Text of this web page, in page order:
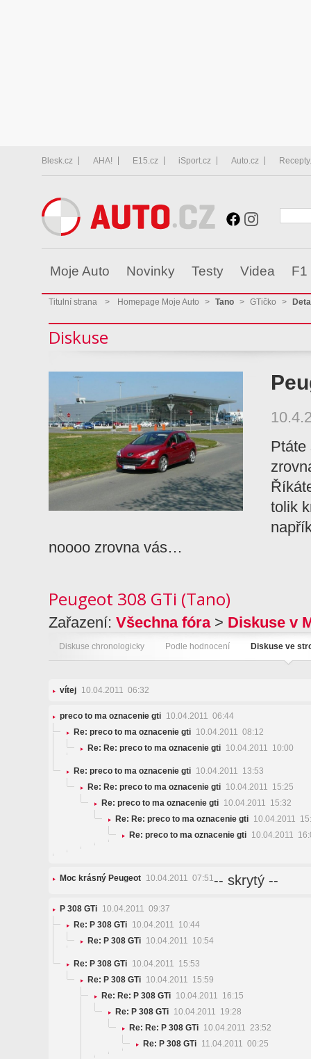
Blesk.cz AHA! E15.cz iSport.cz Auto.cz
Moje Auto Novinky Testy Videa F1
Titulní strana > Homepage Moje Auto > Tano > GTičko >
Diskuse
Ptáte
tolik
noooo zrovna vás…
Peugeot 308 GTi (Tano)
Zařazení: Všechna fóra> Diskuse v
Diskuse chronologicky Podle hodnocení Diskuse ve
vítej 10.04.2011 06:32
preco to ma oznacenie gti 10.04.2011 06:44
Re: preco to ma oznacenie gti 10.04.2011 08:12
Re: Re: preco to ma oznacenie gti 10.04.2011 10:00
Re: preco to ma oznacenie gti 10.04.2011 13:53
Re: Re: preco to ma oznacenie gti 10.04.2011 15:25
Re: preco to ma oznacenie gti 10.04.2011 15:32
Re: Re: preco to ma oznacenie gti 10.04.2011
Re: preco to ma oznacenie gti 10.04.2011
Moc krásný Peugeot 10.04.2011 07:51-- skrytý --
P 308 GTi 10.04.2011 09:37
Re: P 308 GTi 10.04.2011 10:44
Re: P 308 GTi 10.04.2011 10:54
Re: P 308 GTi 10.04.2011 15:53
Re: P 308 GTi 10.04.2011 15:59
Re: Re: P 308 GTi 10.04.2011 16:15
Re: P 308 GTi 10.04.2011 19:28
Re: Re: P 308 GTi 10.04.2011 23:52
Re: P 308 GTi 11.04.2011 00:25